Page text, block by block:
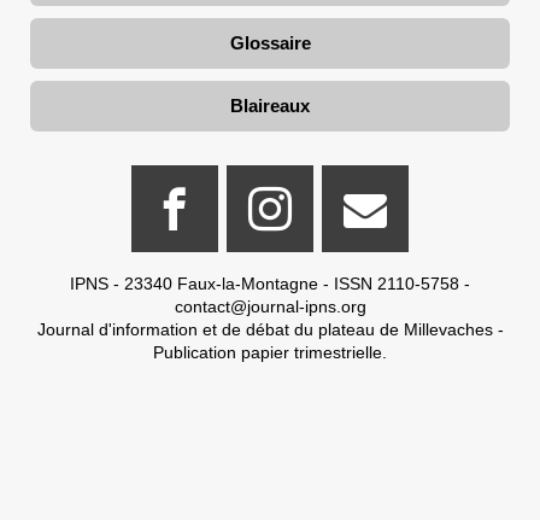
Glossaire
Blaireaux
IPNS - 23340 Faux-la-Montagne - ISSN 2110-5758 -
contact@journal-ipns.org
Journal d'information et de débat du plateau de Millevaches -
Publication papier trimestrielle.